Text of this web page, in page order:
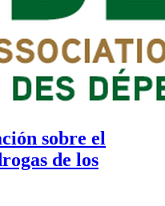
sobre el
de los